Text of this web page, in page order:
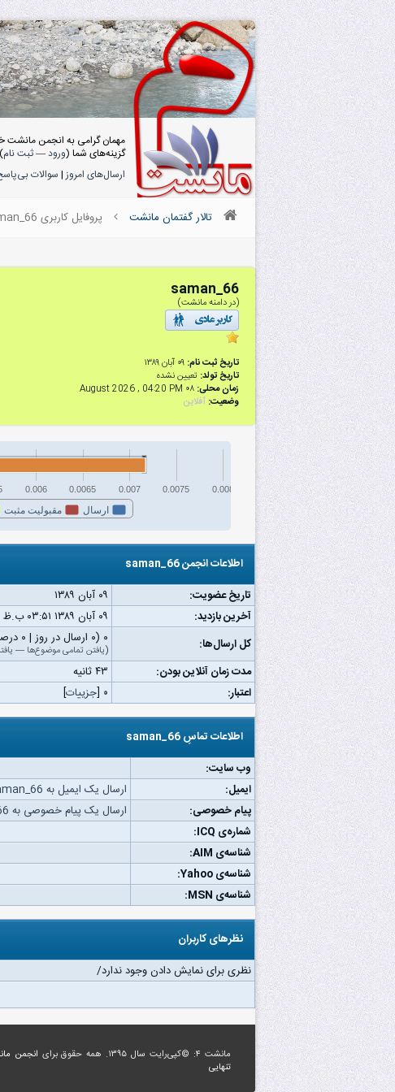
مهمان گرامی به انجمن مانشت
گزینه‌های شما (ورود—ثبت نام)
ارسال‌های امروز| سوالات
تالار گفتمان مانشت پروفایل کاربری saman_66
saman_66
(در دامنه مانشت)
تاریخ ثبت نام: ۰۹ آبان ۱۳۸۹
تاریخ تولد: تعیین نشده
زمان محلی: ۰۸ August 2026 , 04:20 PM
وضعیت: آفلاین
ارسال مقبولیت مثبت
0.006 0.0065 0.007 0.0075 0.008
اطلاعات انجمن saman_66
تاریخ عضویت:
۰۹ آبان ۱۳۸۹
آخرین بازدید:
۰۹ آبان ۱۳۸۹ ۰۳:۵۱ ب.ظ
کل ارسال‌ها:
۰ (۰ ارسال در روز | ۰ درصد از کل ارسال‌ها)
(یافتن تمامی موضوع‌ها —
مدت زمان آنلاین بودن:
۴۳ ثانیه
اعتبار:
۰ [جزییات]
اطلاعات تماسِ saman_66
وب‌ سایت:
ایمیل:
ارسال یک ایمیل به saman_66.
پیام خصوصی:
ارسال یک پیام خصوصی به saman_66.
شماره‌ی ICQ:
شناسه‌ی AIM:
شناسه‌ی Yahoo:
شناسه‌ی MSN:
نظرهای کاربران
نظری برای نمایش دادن وجود ندارد/
مانشت ۴: ©کپی‌رایت سال ۱۳۹۵. همه حقوق برای انجمن
تنهایی